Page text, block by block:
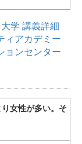
学 講義詳細
ィアカデミー
ョンセンター
女性が多い。そ